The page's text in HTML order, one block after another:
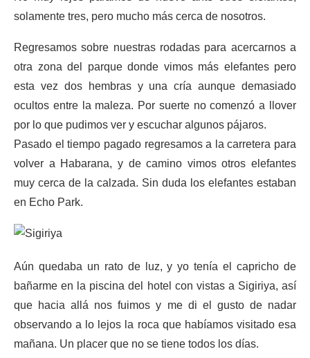
solamente tres, pero mucho más cerca de nosotros.
Regresamos sobre nuestras rodadas para acercarnos a
otra zona del parque donde vimos más elefantes pero
esta vez dos hembras y una cría aunque demasiado
ocultos entre la maleza. Por suerte no comenzó a llover
por lo que pudimos ver y escuchar algunos pájaros.
Pasado el tiempo pagado regresamos a la carretera para
volver a Habarana, y de camino vimos otros elefantes
muy cerca de la calzada. Sin duda los elefantes estaban
en Echo Park.
Aún quedaba un rato de luz, y yo tenía el capricho de
bañarme en la piscina del hotel con vistas a Sigiriya, así
que hacia allá nos fuimos y me di el gusto de nadar
observando a lo lejos la roca que habíamos visitado esa
mañana. Un placer que no se tiene todos los días.